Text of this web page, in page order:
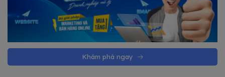
Khám phá ngay